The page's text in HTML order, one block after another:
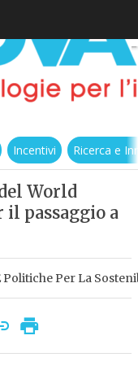
Incentivi Ricerca e
World
passaggio a
Per La